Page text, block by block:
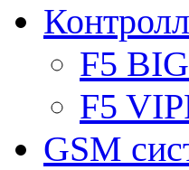
F5
F5
GSM